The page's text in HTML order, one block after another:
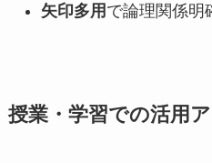
矢印多用 で論理関係明
授業・学習での活用